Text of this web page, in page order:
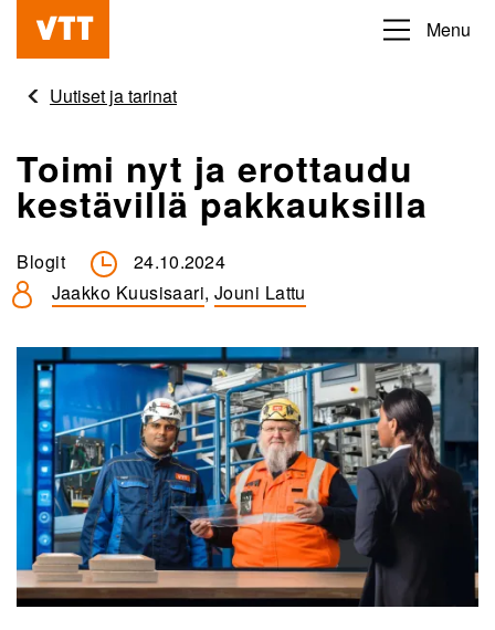
Hyppää
pääsisältöön
Beyond
obvious
Menu
Uutiset ja tarinat
Toimi nyt ja erottaudu
kestävillä pakkauksilla
Blogit
24.10.2024
Jaakko Kuusisaari, Jouni Lattu